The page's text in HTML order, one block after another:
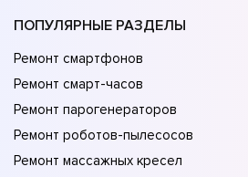
ПОПУЛЯРНЫЕ РАЗДЕЛЫ
Ремонт смартфонов
Ремонт смарт-часов
Ремонт парогенераторов
Ремонт роботов-пылесосов
Ремонт массажных кресел